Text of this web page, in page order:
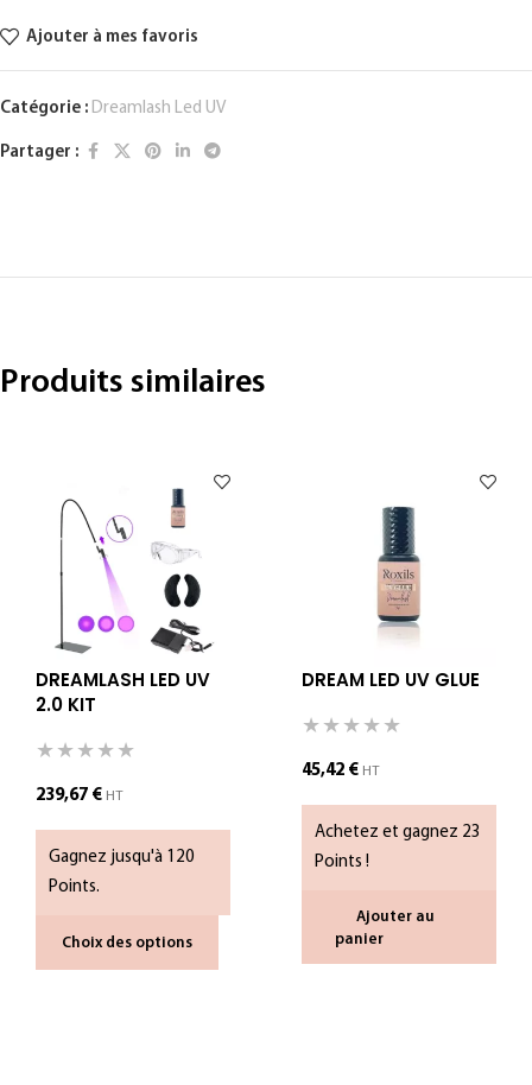
Ajouter à mes favoris
Catégorie : Dreamlash Led UV
Partager :
Produits similaires
DREAMLASH LED UV
2.0 KIT
239,67 € HT
Gagnez jusqu'à 120
Points.
Choix des options
DREAM LED UV GLUE
45,42 € HT
Achetez et gagnez 23
Points !
Ajouter au
panier